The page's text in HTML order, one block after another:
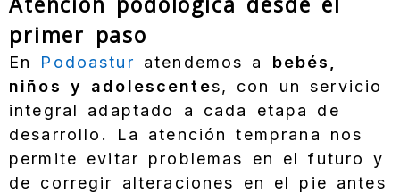
primer paso
En Podoastur atendemos a bebés,
niños y adolescentes, con un servicio
integral adaptado a cada etapa de
desarrollo. La atención temprana nos
permite evitar problemas en el futuro y
de corregir alteraciones en el pie antes